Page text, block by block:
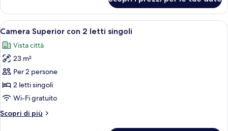
Junior
con
2
singoli
Apri
tutte
le
foto
per
Camera
Superior
2
Camera d'albergo con due letti, una
6
Camera Superior con 2 letti singoli
Vista città
23 m²
Per 2 persone
2 letti singoli
Wi-Fi gratuito
Scopri di più
Altri